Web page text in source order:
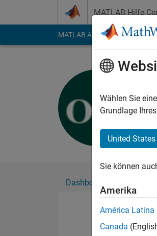
MATLAB Hilfe-
MATLAB Answers File
Dashboard
Wählen Sie
Grundlage
United States
Sie können
Amerika
América Latina
Canada